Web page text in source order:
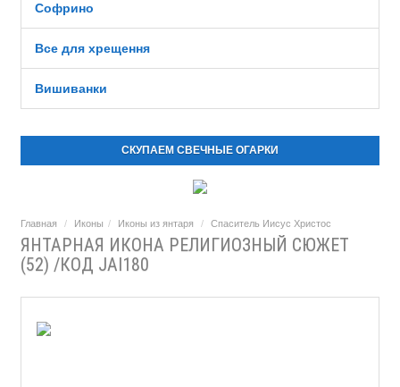
Софрино
Все для хрещення
Вишиванки
СКУПАЕМ СВЕЧНЫЕ ОГАРКИ
Главная Иконы Иконы из янтаря Спаситель Иисус Христос
ЯНТАРНАЯ ИКОНА РЕЛИГИОЗНЫЙ СЮЖЕТ
(52) /КОД JAI180